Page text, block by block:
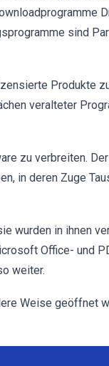
sind
Produkte
veralteter
zu verbreiten.
in deren Zuge
wurden in ihnen
Office- und
weiter.
Weise geöffnet